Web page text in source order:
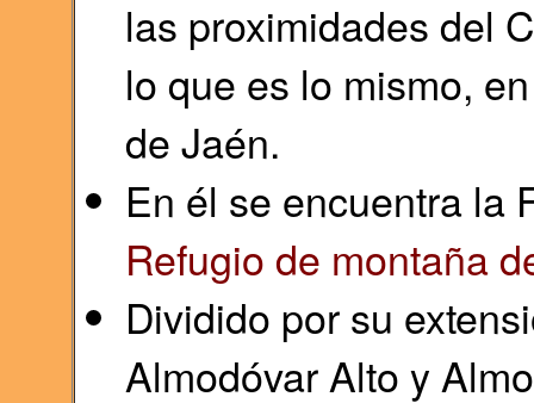
las proximidades del
lo que es lo mismo,
de Jaén.
En él se encuentra la
Refugio de montaña
Dividido por su
Almodóvar Alto y